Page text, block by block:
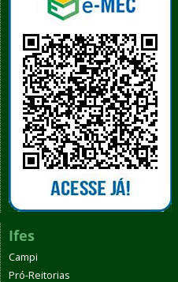
Ifes
Campi
Pró-Reitorias